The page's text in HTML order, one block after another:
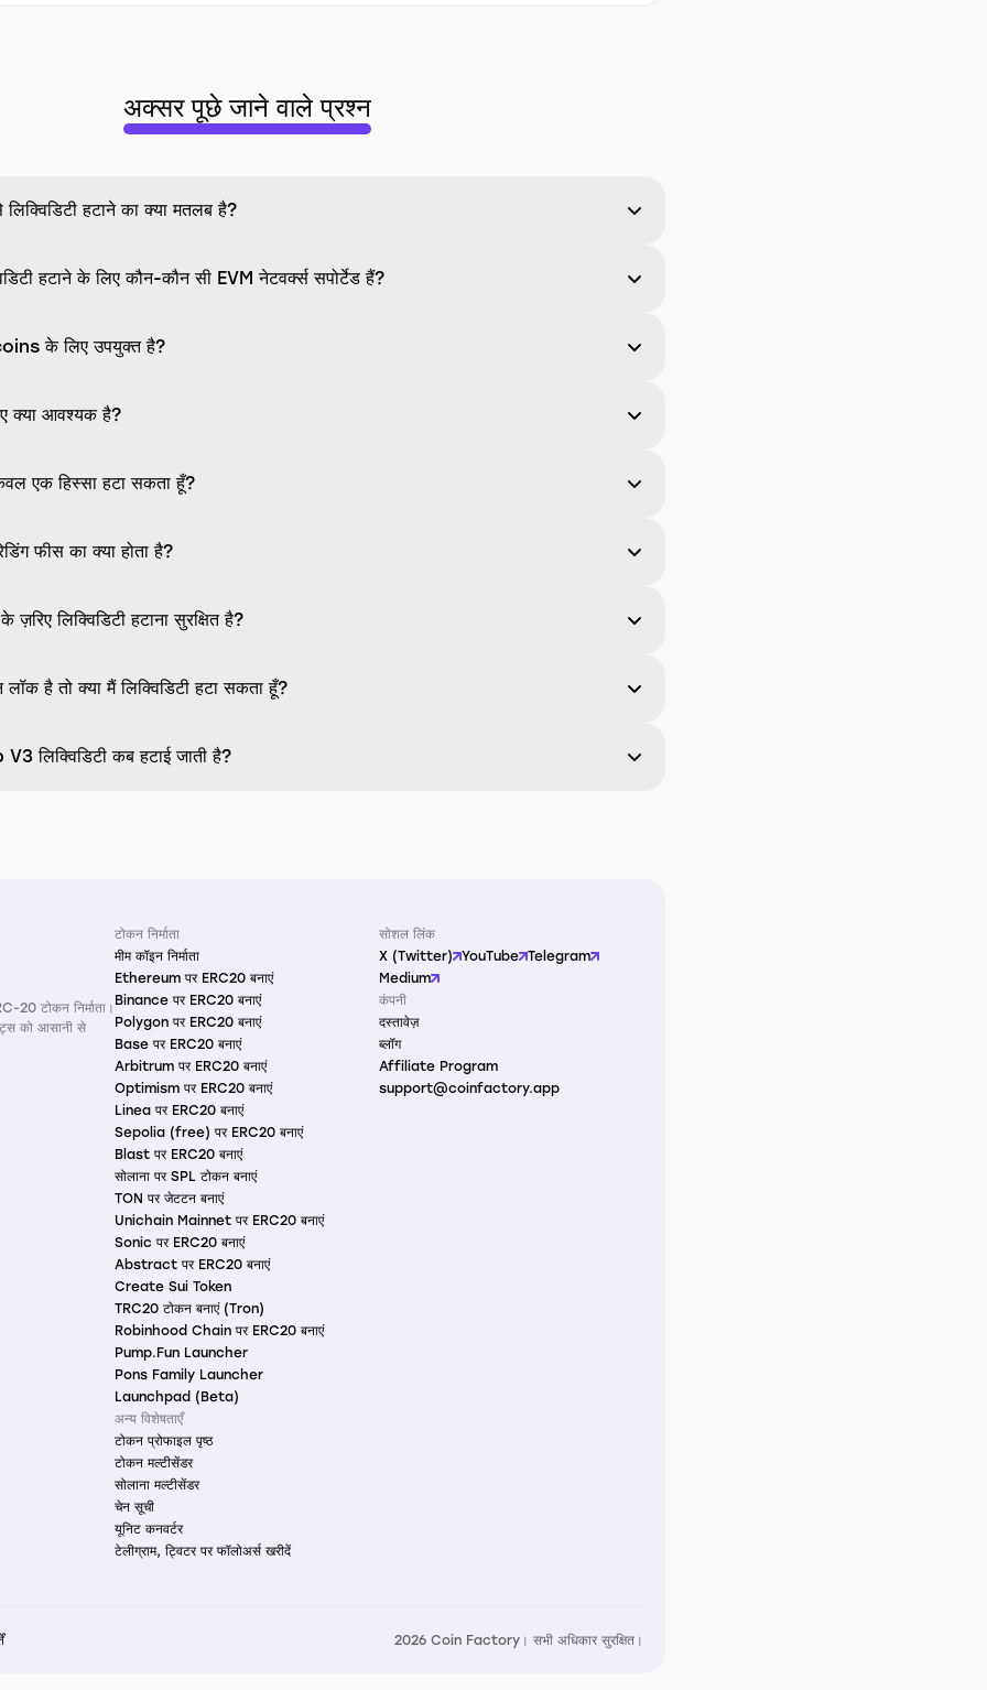
अक्सर पूछे जाने वाले प्रश्न
हटाने का क्या मतलब है?
हटाने के लिए कौन-कौन सी EVM नेटवर्क्स सपोर्टेड हैं?
के लिए उपयुक्त है?
क्या आवश्यक है?
एक हिस्सा हटा सकता हूँ?
फीस का क्या होता है?
लिक्विडिटी हटाना सुरक्षित है?
है तो क्या मैं लिक्विडिटी हटा सकता हूँ?
लिक्विडिटी कब हटाई जाती है?
20 टोकन निर्माता।
को आसानी से
टोकन निर्माता
मीम कॉइन निर्माता
Ethereum पर ERC20 बनाएं
Binance पर ERC20 बनाएं
Polygon पर ERC20 बनाएं
Base पर ERC20 बनाएं
Arbitrum पर ERC20 बनाएं
Optimism पर ERC20 बनाएं
Linea पर ERC20 बनाएं
Sepolia (free) पर ERC20 बनाएं
Blast पर ERC20 बनाएं
सोलाना पर SPL टोकन बनाएं
TON पर जेटटन बनाएं
Unichain Mainnet पर ERC20 बनाएं
Sonic पर ERC20 बनाएं
Abstract पर ERC20 बनाएं
Create Sui Token
TRC20 टोकन बनाएं (Tron)
Robinhood Chain पर ERC20 बनाएं
Pump.Fun Launcher
Pons Family Launcher
Launchpad (Beta)
अन्य विशेषताएँ
टोकन प्रोफाइल पृष्ठ
टोकन मल्टीसेंडर
सोलाना मल्टीसेंडर
चेन सूची
यूनिट कनवर्टर
टेलीग्राम, ट्विटर पर फॉलोअर्स खरीदें
सोशल लिंक
X (Twitter)
YouTube Telegram
Medium
कंपनी
दस्तावेज़
ब्लॉग
Affiliate Program
support@coinfactory.app
2026 Coin Factory। सभी अधिकार सुरक्षित।